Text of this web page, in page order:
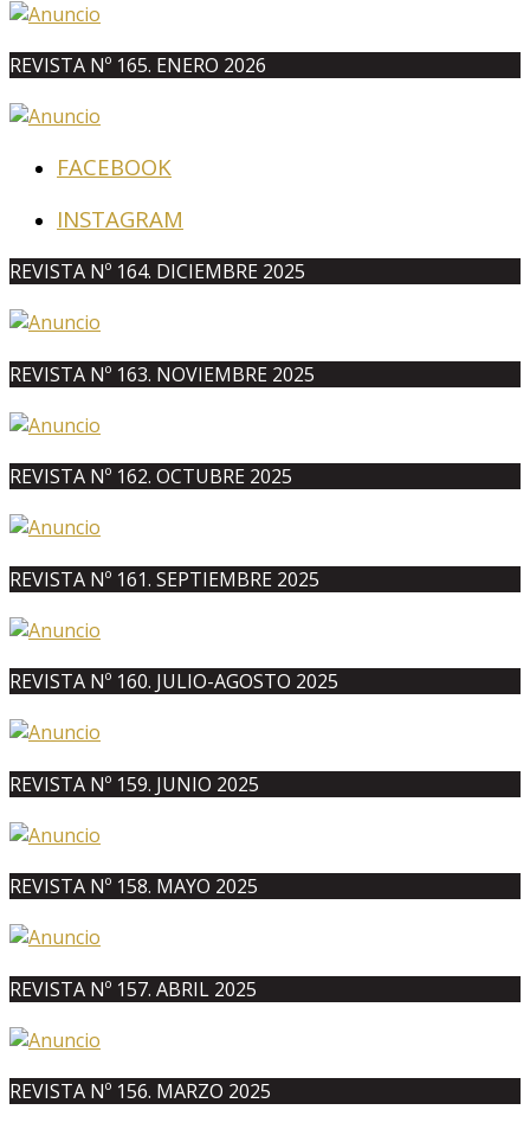
REVISTA Nº 165. ENERO 2026
FACEBOOK
INSTAGRAM
REVISTA Nº 164. DICIEMBRE 2025
REVISTA Nº 163. NOVIEMBRE 2025
REVISTA Nº 162. OCTUBRE 2025
REVISTA Nº 161. SEPTIEMBRE 2025
REVISTA Nº 160. JULIO-AGOSTO 2025
REVISTA Nº 159. JUNIO 2025
REVISTA Nº 158. MAYO 2025
REVISTA Nº 157. ABRIL 2025
REVISTA Nº 156. MARZO 2025